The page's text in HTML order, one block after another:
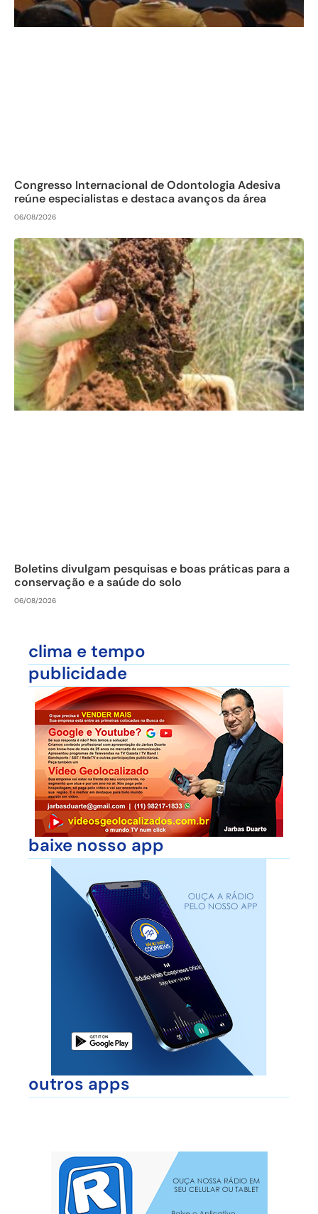
Congresso Internacional de Odontologia Adesiva
reúne especialistas e destaca avanços da área
06/08/2026
Boletins divulgam pesquisas e boas práticas para a
conservação e a saúde do solo
06/08/2026
clima e tempo
publicidade
baixe nosso app
outros apps